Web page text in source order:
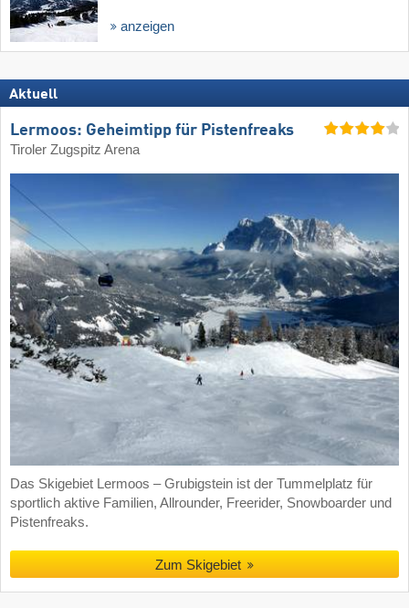
anzeigen
Aktuell
Lermoos: Geheimtipp für Pistenfreaks
Tiroler Zugspitz Arena
Das Skigebiet Lermoos – Grubigstein ist der Tummelplatz für
sportlich aktive Familien, Allrounder, Freerider, Snowboarder und
Pistenfreaks.
Zum Skigebiet